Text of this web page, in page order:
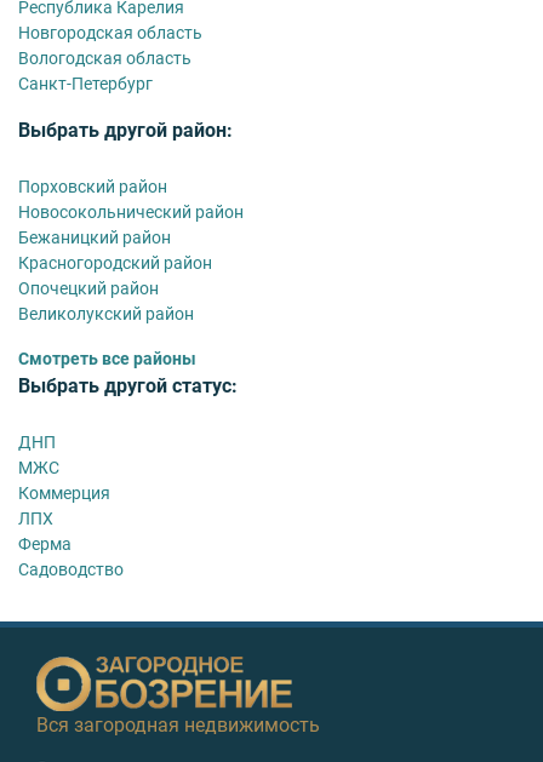
Республика Карелия
Новгородская область
Вологодская область
Санкт-Петербург
Выбрать другой район:
Порховский район
Новосокольнический район
Бежаницкий район
Красногородский район
Опочецкий район
Великолукский район
Смотреть все районы
Выбрать другой статус:
ДНП
МЖС
Коммерция
ЛПХ
Ферма
Садоводство
Вся загородная недвижимость